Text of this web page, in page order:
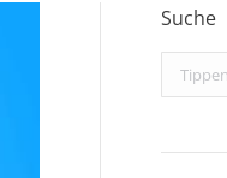
Suche
Search: